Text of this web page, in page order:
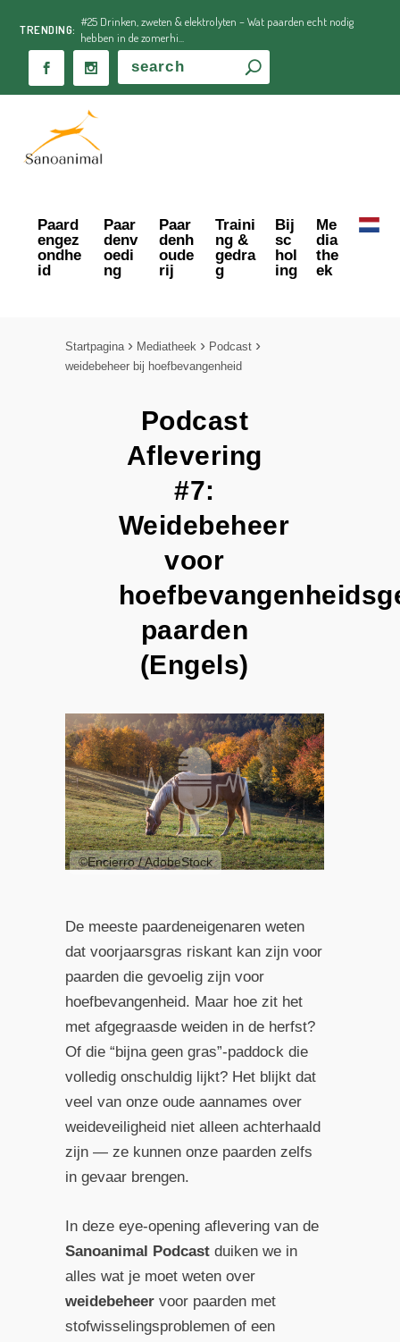
TRENDING:
#25 Drinken, zweten & elektrolyten – Wat paarden echt nodig
hebben in de zomerhi...
Paard
engez
ondhe
id
Paar
denv
oedi
ng
Paar
denh
oude
rij
Traini
ng &
gedra
g
Bij
sc
hol
ing
Me
dia
the
ek
Startpagina Mediatheek
Podcast
weidebeheer bij hoefbevangenheid
Podcast
Aflevering
#7:
Weidebeheer
voor
paarden
(Engels)
©Encierro / AdobeStock
De meeste paardeneigenaren weten
dat voorjaarsgras riskant kan zijn voor
paarden die gevoelig zijn voor
hoefbevangenheid. Maar hoe zit het
met afgegraasde weiden in de herfst?
Of die “bijna geen gras”-paddock die
volledig onschuldig lijkt? Het blijkt dat
veel van onze oude aannames over
weideveiligheid niet alleen achterhaald
zijn — ze kunnen onze paarden zelfs
in gevaar brengen.
In deze eye-opening aflevering van de
Sanoanimal Podcastduiken we in
alles wat je moet weten over
weidebeheervoor paarden met
stofwisselingsproblemen of een